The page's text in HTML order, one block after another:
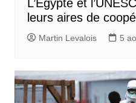
L’Egypte et
leurs aires de
Martin Levalois 5